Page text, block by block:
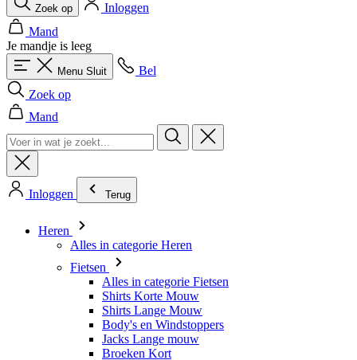
Zoek op
Inloggen
Mand
Je mandje is leeg
Menu Sluit
Bel
Zoek op
Mand
Inloggen Terug
Heren
Alles in categorie Heren
Fietsen
Alles in categorie Fietsen
Shirts Korte Mouw
Shirts Lange Mouw
Body's en Windstoppers
Jacks Lange mouw
Broeken Kort